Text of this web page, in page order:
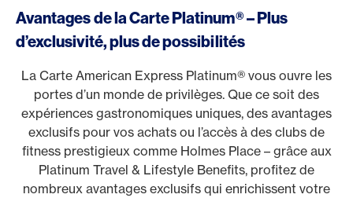
Avantages de la Carte Platinum® – Plus
d’exclusivité, plus de possibilités
La Carte American Express Platinum® vous ouvre les
portes d’un monde de privilèges. Que ce soit des
expériences gastronomiques uniques, des avantages
exclusifs pour vos achats ou l’accès à des clubs de
fitness prestigieux comme Holmes Place – grâce aux
Platinum Travel & Lifestyle Benefits, profitez de
nombreux avantages exclusifs qui enrichissent votre